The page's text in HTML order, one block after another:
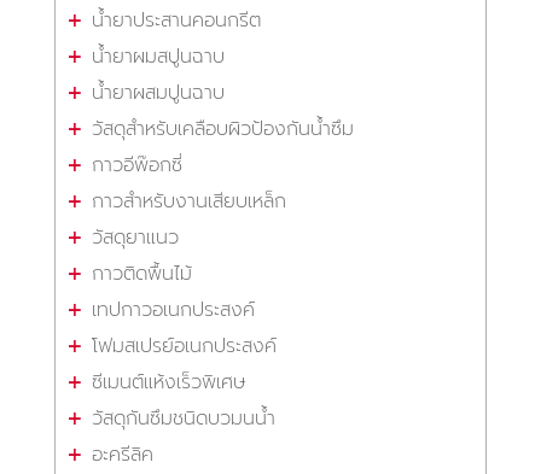
น้ำยาประสานคอนกรีต
น้ำยาผมสปูนฉาบ
น้ำยาผสมปูนฉาบ
วัสดุสำหรับเคลือบผิวป้องกันน้ำซึม
กาวอีพ๊อกซี่
กาวสำหรับงานเสียบเหล็ก
วัสดุยาแนว
กาวติดพื้นไม้
เทปกาวอเนกประสงค์
โฟมสเปรย์อเนกประสงค์
ซีเมนต์แห้งเร็วพิเศษ
วัสดุกันซึมชนิดบวมนน้ำ
อะครีลิค